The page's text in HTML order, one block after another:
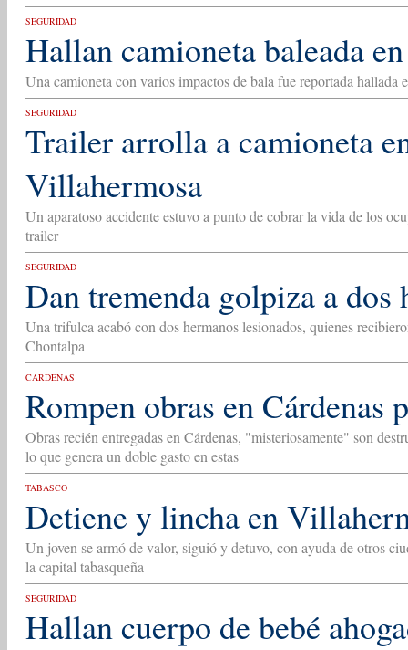
SEGURIDAD
Hallan camioneta baleada
Una camioneta con varios impactos de bala fue reportada hallada
SEGURIDAD
Trailer arrolla a camioneta
Villahermosa
Un aparatoso accidente estuvo a punto de cobrar la vida de los
trailer
SEGURIDAD
Dan tremenda golpiza a dos
Una trifulca acabó con dos hermanos lesionados, quienes
Chontalpa
CARDENAS
Rompen obras en Cárdenas
Obras recién entregadas en Cárdenas, "misteriosamente" son
lo que genera un doble gasto en estas
TABASCO
Detiene y lincha en
Un joven se armó de valor, siguió y detuvo, con ayuda de otros
la capital tabasqueña
SEGURIDAD
Hallan cuerpo de bebé